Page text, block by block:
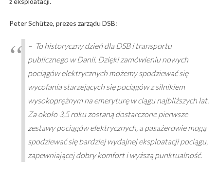
Peter Schütze, prezes zarządu DSB:
– To historyczny dzień dla DSB i transportu
publicznego w Danii. Dzięki zamówieniu nowych
pociągów elektrycznych możemy spodziewać się
wycofania starzejących się pociągów z silnikiem
wysokoprężnym na emeryturę w ciągu najbliższych lat.
Za około 3,5 roku zostaną dostarczone pierwsze
zestawy pociągów elektrycznych, a pasażerowie mogą
spodziewać się bardziej wydajnej eksploatacji pociągu,
zapewniającej dobry komfort i wyższą punktualność.